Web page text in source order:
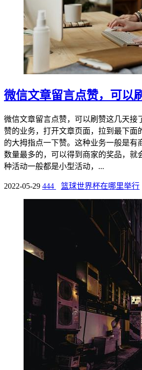
微信文章留言点赞，可以
微信文章留言点赞，可以刷赞这几天接
赞的业务，打开文章页面，拉到最下面
的大拇指点一下赞。这种业务一般是有
数量最多的，可以得到商家的奖品，就
种活动一般都是小型活动，...
2022-05-29 444 篮球世界杯在哪里举行